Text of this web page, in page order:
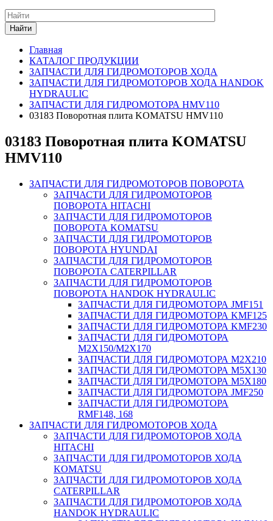
Найти
Главная
КАТАЛОГ ПРОДУКЦИИ
ЗАПЧАСТИ ДЛЯ ГИДРОМОТОРОВ ХОДА
ЗАПЧАСТИ ДЛЯ ГИДРОМОТОРОВ ХОДА HANDOK
HYDRAULIC
ЗАПЧАСТИ ДЛЯ ГИДРОМОТОРА HMV110
03183 Поворотная плита KOMATSU HMV110
03183 Поворотная плита KOMATSU
HMV110
ЗАПЧАСТИ ДЛЯ ГИДРОМОТОРОВ ПОВОРОТА
ЗАПЧАСТИ ДЛЯ ГИДРОМОТОРОВ
ПОВОРОТА HITACHI
ЗАПЧАСТИ ДЛЯ ГИДРОМОТОРОВ
ПОВОРОТА KOMATSU
ЗАПЧАСТИ ДЛЯ ГИДРОМОТОРОВ
ПОВОРОТА HYUNDAI
ЗАПЧАСТИ ДЛЯ ГИДРОМОТОРОВ
ПОВОРОТА CATERPILLAR
ЗАПЧАСТИ ДЛЯ ГИДРОМОТОРОВ
ПОВОРОТА HANDOK HYDRAULIC
ЗАПЧАСТИ ДЛЯ ГИДРОМОТОРА JMF151
ЗАПЧАСТИ ДЛЯ ГИДРОМОТОРА KMF125
ЗАПЧАСТИ ДЛЯ ГИДРОМОТОРА KMF230
ЗАПЧАСТИ ДЛЯ ГИДРОМОТОРА
M2X150/M2X170
ЗАПЧАСТИ ДЛЯ ГИДРОМОТОРА M2X210
ЗАПЧАСТИ ДЛЯ ГИДРОМОТОРА M5X130
ЗАПЧАСТИ ДЛЯ ГИДРОМОТОРА M5X180
ЗАПЧАСТИ ДЛЯ ГИДРОМОТОРА JMF250
ЗАПЧАСТИ ДЛЯ ГИДРОМОТОРА
RMF148, 168
ЗАПЧАСТИ ДЛЯ ГИДРОМОТОРОВ ХОДА
ЗАПЧАСТИ ДЛЯ ГИДРОМОТОРОВ ХОДА
HITACHI
ЗАПЧАСТИ ДЛЯ ГИДРОМОТОРОВ ХОДА
KOMATSU
ЗАПЧАСТИ ДЛЯ ГИДРОМОТОРОВ ХОДА
CATERPILLAR
ЗАПЧАСТИ ДЛЯ ГИДРОМОТОРОВ ХОДА
HANDOK HYDRAULIC